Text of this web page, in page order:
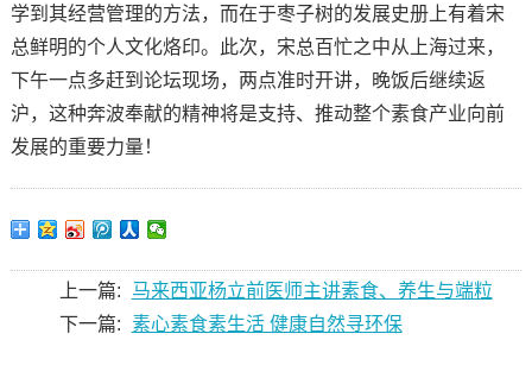
学到其经营管理的方法，而在于枣子树的发展史册上有着宋
总鲜明的个人文化烙印。此次，宋总百忙之中从上海过来，
下午一点多赶到论坛现场，两点准时开讲，晚饭后继续返
沪，这种奔波奉献的精神将是支持、推动整个素食产业向前
发展的重要力量！
上一篇:
马来西亚杨立前医师主讲素食、养生与端粒
下一篇: 素心素食素生活 健康自然寻环保